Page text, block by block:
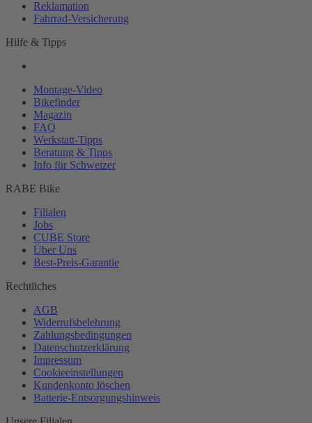
Reklamation
Fahrrad-Versicherung
Hilfe & Tipps
Montage-Video
Bikefinder
Magazin
FAQ
Werkstatt-Tipps
Beratung & Tipps
Info für Schweizer
RABE Bike
Filialen
Jobs
CUBE Store
Über Uns
Best-Preis-Garantie
Rechtliches
AGB
Widerrufsbelehrung
Zahlungsbedingungen
Datenschutzerklärung
Impressum
Cookieeinstellungen
Kundenkonto löschen
Batterie-Entsorgungshinweis